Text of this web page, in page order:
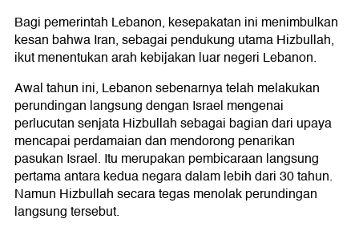
Bagi pemerintah Lebanon, kesepakatan ini menimbulkan
kesan bahwa Iran, sebagai pendukung utama Hizbullah,
ikut menentukan arah kebijakan luar negeri Lebanon.
Awal tahun ini, Lebanon sebenarnya telah melakukan
perundingan langsung dengan Israel mengenai
perlucutan senjata Hizbullah sebagai bagian dari upaya
mencapai perdamaian dan mendorong penarikan
pasukan Israel. Itu merupakan pembicaraan langsung
pertama antara kedua negara dalam lebih dari 30 tahun.
Namun Hizbullah secara tegas menolak perundingan
langsung tersebut.